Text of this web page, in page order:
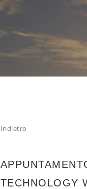
Indietro
TECHNOLOGY